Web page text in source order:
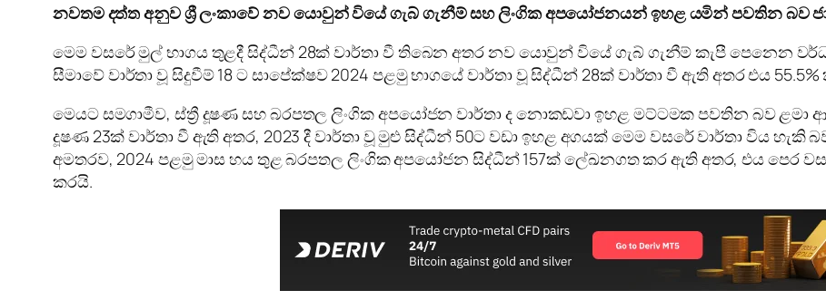
නවතම දත්ත අනුව ශ්‍රී ලංකාවේ නව යොවුන් වියේ ගැබ් ගැනීම් සහ ලිංගික අපයෝජනයන් ඉහළ යමින් පවතින බව
මෙම වසරේ මුල් භාගය තුළදී සිද්ධීන් 28ක් වාර්තා වී තිබෙන අතර නව යොවුන් වියේ ගැබ් ගැනීම් කැපී පෙනෙන
සීමාවේ වාර්තා වූ සිදුවීම් 18 ට සාපේක්ෂව 2024 පළමු භාගයේ වාර්තා වූ සිද්ධීන් 28ක් වාර්තා වී ඇති අතර එය
මෙයට සමගාමීව, ස්ත්‍රී දූෂණ සහ බරපතල ලිංගික අපයෝජන වාර්තා ද නොකඩවා ඉහළ මට්ටමක පවතින බව ළමා
දූෂණ 23ක් වාර්තා වී ඇති අතර, 2023 දී වාර්තා වූ මුළු සිද්ධීන් 50ට වඩා ඉහළ අගයක් මෙම වසරේ වාර්තා විය
අමතරව, 2024 පළමු මාස ​​හය තුළ බරපතල ලිංගික අපයෝජන සිද්ධීන් 157ක් ලේඛනගත කර ඇති අතර, එය පෙර
කරයි.